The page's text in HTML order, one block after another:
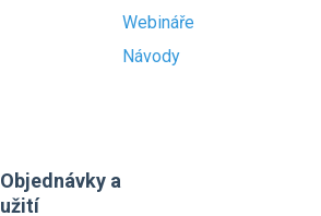
Webináře
Návody
Objednávky a
užití